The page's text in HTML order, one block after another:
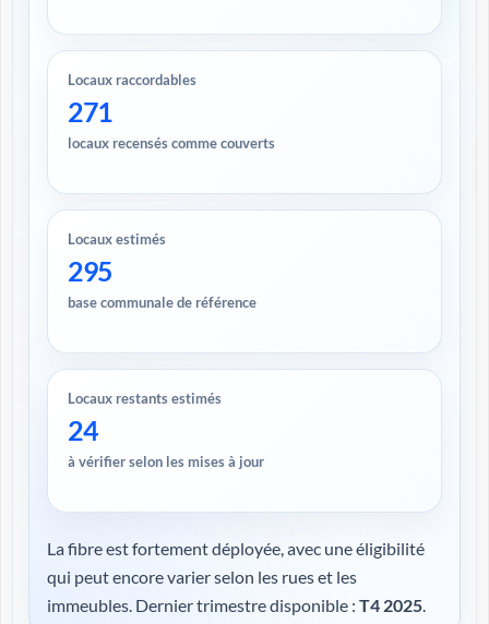
Locaux raccordables
271
locaux recensés comme couverts
Locaux estimés
295
base communale de référence
Locaux restants estimés
24
à vérifier selon les mises à jour
La fibre est fortement déployée, avec une éligibilité
qui peut encore varier selon les rues et les
immeubles. Dernier trimestre disponible : T4 2025.